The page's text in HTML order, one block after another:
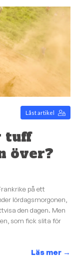
Låst artikel
tuff
över?
på ett
lördagsmorgonen,
den dagen. Men
som fick slita för
Läs mer →